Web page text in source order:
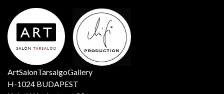
ArtSalonTarsalgoGallery
H-1024 BUDAPEST